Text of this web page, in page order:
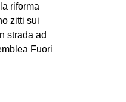
riforma
zitti sui
strada ad
Fuori